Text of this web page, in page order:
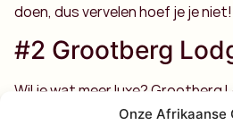
Onze Afrikaanse
doen, dus vervelen hoef je je niet!
#2 Grootberg
Wil je wat meer luxe? Grootberg
perfecte keuze. Deze eco-